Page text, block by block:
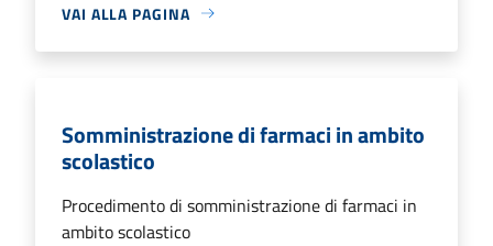
VAI ALLA PAGINA
Somministrazione di farmaci in ambito
scolastico
Procedimento di somministrazione di farmaci in
ambito scolastico